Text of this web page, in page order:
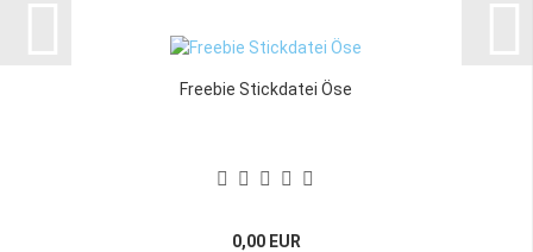
Freebie Stickdatei Öse
0,00 EUR